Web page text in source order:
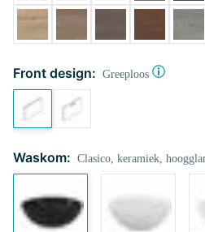
Front design: Greeploos
Waskom: Clasico, keramiek,